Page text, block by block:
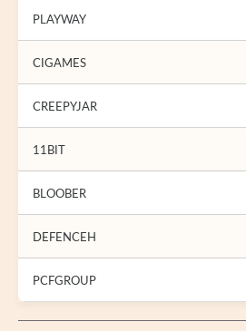
PLAYWAY
CIGAMES
CREEPYJAR
11BIT
BLOOBER
DEFENCEH
PCFGROUP